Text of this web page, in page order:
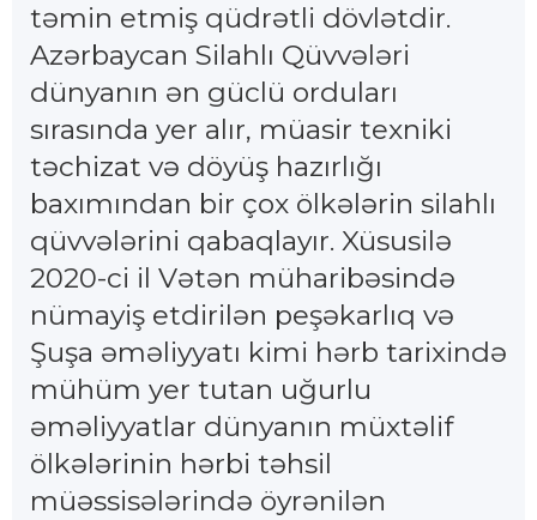
təmin etmiş qüdrətli dövlətdir.
Azərbaycan Silahlı Qüvvələri
dünyanın ən güclü orduları
sırasında yer alır, müasir texniki
təchizat və döyüş hazırlığı
baxımından bir çox ölkələrin silahlı
qüvvələrini qabaqlayır. Xüsusilə
2020-ci il Vətən müharibəsində
nümayiş etdirilən peşəkarlıq və
Şuşa əməliyyatı kimi hərb tarixində
mühüm yer tutan uğurlu
əməliyyatlar dünyanın müxtəlif
ölkələrinin hərbi təhsil
müəssisələrində öyrənilən